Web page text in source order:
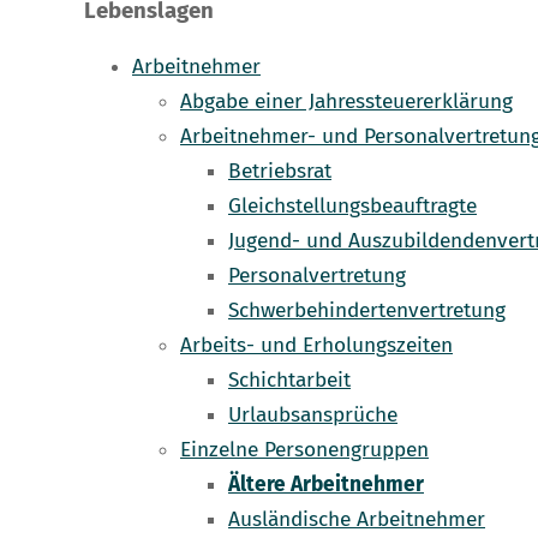
Lebenslagen
Arbeitnehmer
Abgabe einer Jahressteuererklärung
Arbeitnehmer- und
Betriebsrat
Gleichstellungsbeauftragte
Jugend- und
Personalvertretung
Schwerbehindertenvertretung
Arbeits- und Erholungszeiten
Schichtarbeit
Urlaubsansprüche
Einzelne Personengruppen
Ältere Arbeitnehmer
Ausländische Arbeitnehmer